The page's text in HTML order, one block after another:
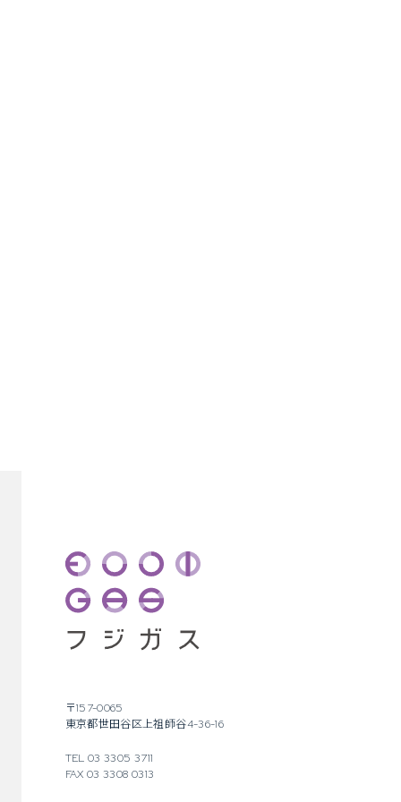
〒157-0065
東京都世田谷区上祖師谷4-36-16
TEL 03 3305 3711
FAX 03 3308 0313